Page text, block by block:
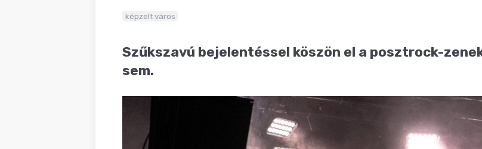
képzelt város
Szűkszavú bejelentéssel köszön el a posztrock-
sem.